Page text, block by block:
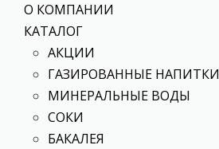
О КОМПАНИИ
КАТАЛОГ
АКЦИИ
ГАЗИРОВАННЫЕ НАПИТКИ
МИНЕРАЛЬНЫЕ ВОДЫ
СОКИ
БАКАЛЕЯ